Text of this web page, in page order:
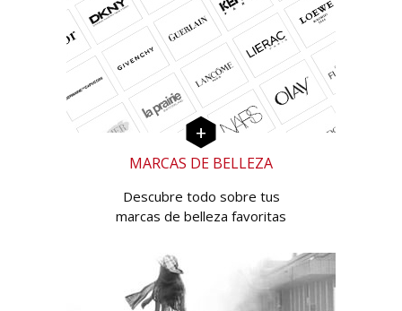
MARCAS DE BELLEZA
Descubre todo sobre tus
marcas de belleza favoritas